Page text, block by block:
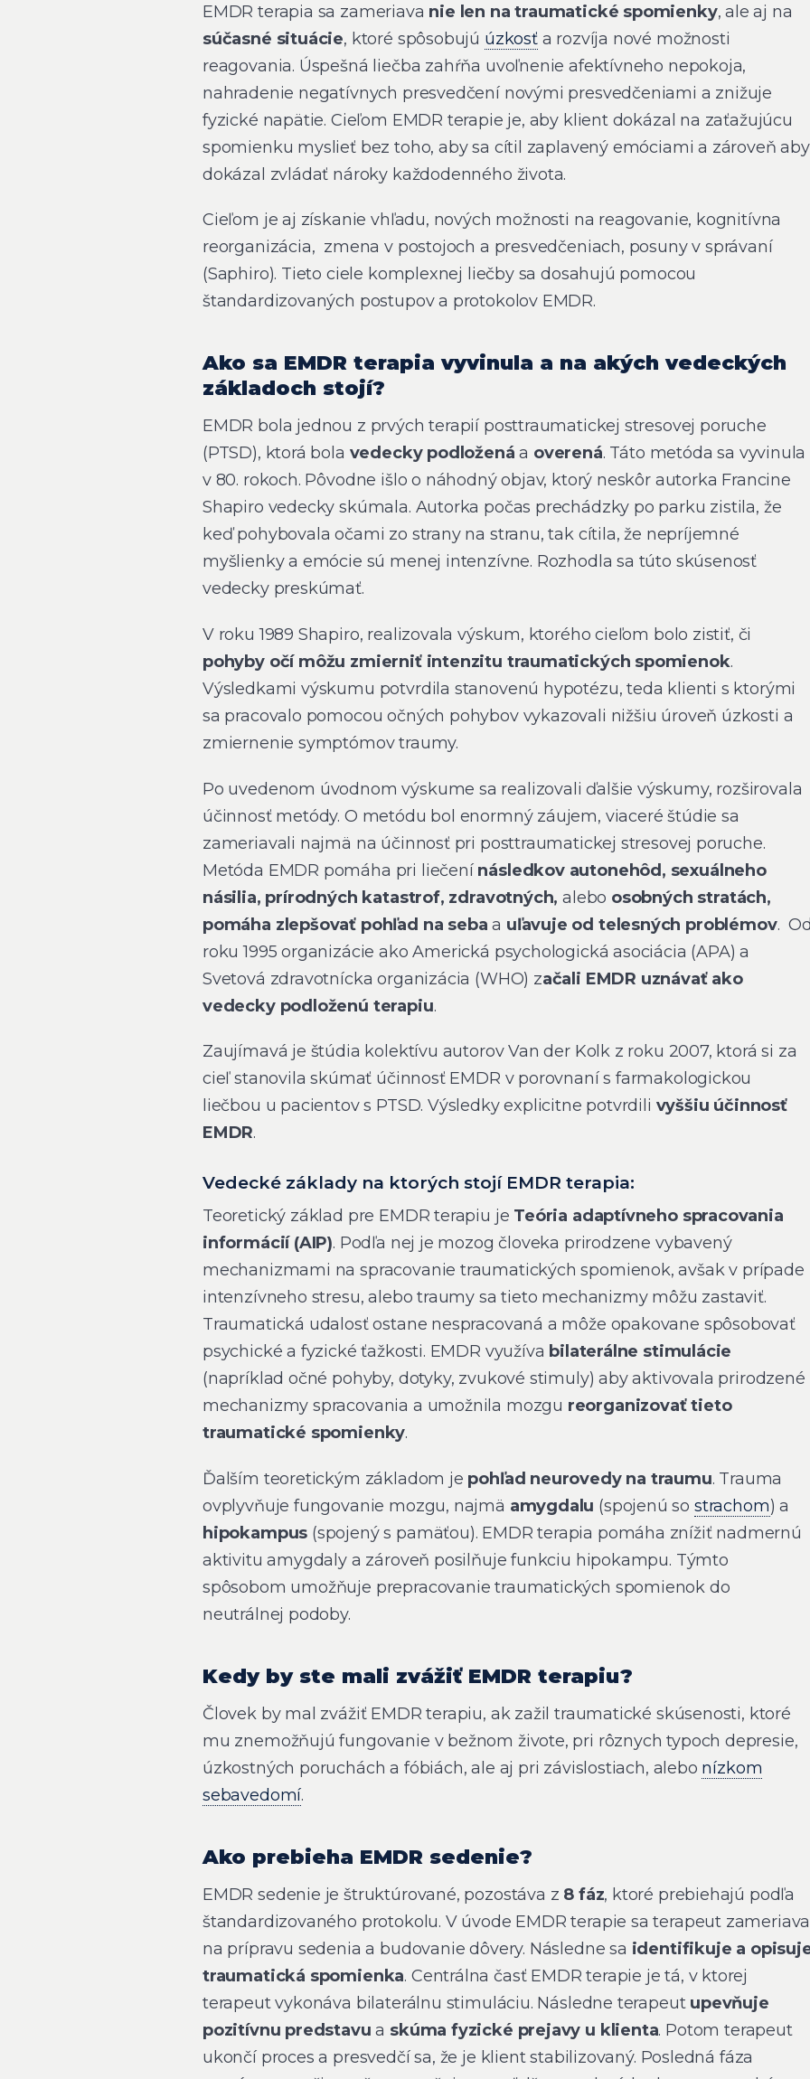
EMDR terapia sa zameriava nie len na traumatické spomienky, ale aj na
súčasné situácie, ktoré spôsobujú úzkosťa rozvíja nové možnosti
reagovania. Úspešná liečba zahŕňa uvoľnenie afektívneho nepokoja,
nahradenie negatívnych presvedčení novými presvedčeniami a znižuje
fyzické napätie. Cieľom EMDR terapie je, aby klient dokázal na zaťažujúcu
spomienku myslieť bez toho, aby sa cítil zaplavený emóciami a zároveň aby
dokázal zvládať nároky každodenného života.
Cieľom je aj získanie vhľadu, nových možnosti na reagovanie, kognitívna
reorganizácia, zmena v postojoch a presvedčeniach, posuny v správaní
(Saphiro). Tieto ciele komplexnej liečby sa dosahujú pomocou
štandardizovaných postupov a protokolov EMDR.
Ako sa EMDR terapia vyvinula a na akých vedeckých
základoch stojí?
EMDR bola jednou z prvých terapií posttraumatickej stresovej poruche
(PTSD), ktorá bola vedecky podložená a overená. Táto metóda sa vyvinula
v 80. rokoch. Pôvodne išlo o náhodný objav, ktorý neskôr autorka Francine
Shapiro vedecky skúmala. Autorka počas prechádzky po parku zistila, že
keď pohybovala očami zo strany na stranu, tak cítila, že nepríjemné
myšlienky a emócie sú menej intenzívne. Rozhodla sa túto skúsenosť
vedecky preskúmať.
V roku 1989 Shapiro, realizovala výskum, ktorého cieľom bolo zistiť, či
pohyby očí môžu zmierniť intenzitu traumatických spomienok.
Výsledkami výskumu potvrdila stanovenú hypotézu, teda klienti s ktorými
sa pracovalo pomocou očných pohybov vykazovali nižšiu úroveň úzkosti a
zmiernenie symptómov traumy.
Po uvedenom úvodnom výskume sa realizovali ďalšie výskumy, rozširovala
účinnosť metódy. O metódu bol enormný záujem, viaceré štúdie sa
zameriavali najmä na účinnosť pri posttraumatickej stresovej poruche.
Metóda EMDR pomáha pri liečení následkov autonehôd, sexuálneho
násilia, prírodných katastrof, zdravotných,alebo osobných stratách,
pomáha zlepšovať pohľad na seba a uľavuje od telesných problémov.
roku 1995 organizácie ako Americká psychologická asociácia (APA) a
Svetová zdravotnícka organizácia (WHO) začali EMDR uznávať ako
vedecky podloženú terapiu.
Zaujímavá je štúdia kolektívu autorov Van der Kolk z roku 2007, ktorá si za
cieľ stanovila skúmať účinnosť EMDR v porovnaní s farmakologickou
liečbou u pacientov s PTSD. Výsledky explicitne potvrdili vyššiu účinnosť
EMDR.
Vedecké základy na ktorých stojí EMDR terapia:
Teoretický základ pre EMDR terapiu je Teória adaptívneho spracovania
informácií (AIP). Podľa nej je mozog človeka prirodzene vybavený
mechanizmami na spracovanie traumatických spomienok, avšak v prípade
intenzívneho stresu, alebo traumy sa tieto mechanizmy môžu zastaviť.
Traumatická udalosť ostane nespracovaná a môže opakovane spôsobovať
psychické a fyzické ťažkosti. EMDR využíva bilaterálne stimulácie
(napríklad očné pohyby, dotyky, zvukové stimuly) aby aktivovala prirodzené
mechanizmy spracovania a umožnila mozgu reorganizovať tieto
traumatické spomienky.
Ďalším teoretickým základom je pohľad neurovedy na traumu. Trauma
ovplyvňuje fungovanie mozgu, najmä amygdalu (spojenú so strachom) a
hipokampus (spojený s pamäťou). EMDR terapia pomáha znížiť nadmernú
aktivitu amygdaly a zároveň posilňuje funkciu hipokampu. Týmto
spôsobom umožňuje prepracovanie traumatických spomienok do
neutrálnej podoby.
Kedy by ste mali zvážiť EMDR terapiu?
Človek by mal zvážiť EMDR terapiu, ak zažil traumatické skúsenosti, ktoré
mu znemožňujú fungovanie v bežnom živote, pri rôznych typoch depresie,
úzkostných poruchách a fóbiách, ale aj pri závislostiach, alebo nízkom
sebavedomí.
Ako prebieha EMDR sedenie?
EMDR sedenie je štruktúrované, pozostáva z 8 fáz, ktoré prebiehajú podľa
štandardizovaného protokolu. V úvode EMDR terapie sa terapeut zameriava
na prípravu sedenia a budovanie dôvery. Následne sa identifikuje a
traumatická spomienka. Centrálna časť EMDR terapie je tá, v ktorej
terapeut vykonáva bilaterálnu stimuláciu. Následne terapeut upevňuje
pozitívnu predstavu a skúma fyzické prejavy u klienta. Potom terapeut
ukončí proces a presvedčí sa, že je klient stabilizovaný. Posledná fáza